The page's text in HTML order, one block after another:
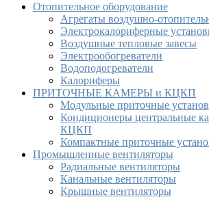
Отопительное оборудование
Агрегаты воздушно-
Электрокалориферные
Воздушные тепловые завесы
Электрообогреватели
Водоподогреватели
Калориферы
ПРИТОЧНЫЕ КАМЕРЫ и КЦКП
Модульные приточные
Кондиционеры центральные
КЦКП
Компактные приточные
Промышленные вентиляторы
Радиальные вентиляторы
Канальные вентиляторы
Крышные вентиляторы